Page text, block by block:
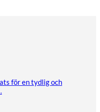
för en tydlig och